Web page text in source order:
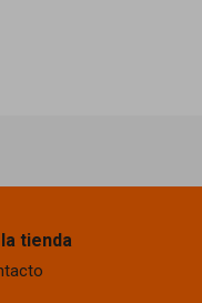
tienda